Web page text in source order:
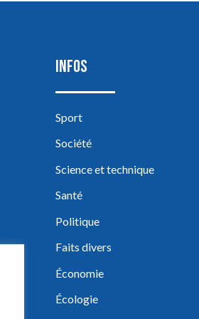
INFOS
Sport
Société
Science et technique
Santé
Politique
Faits divers
Économie
Écologie